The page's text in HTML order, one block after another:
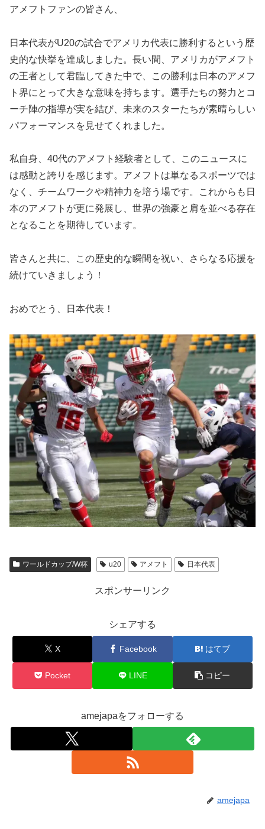
アメフトファンの皆さん、
日本代表がU20の試合でアメリカ代表に勝利するという歴
史的な快挙を達成しました。長い間、アメリカがアメフト
の王者として君臨してきた中で、この勝利は日本のアメフ
ト界にとって大きな意味を持ちます。選手たちの努力とコ
ーチ陣の指導が実を結び、未来のスターたちが素晴らしい
パフォーマンスを見せてくれました。
私自身、40代のアメフト経験者として、このニュースに
は感動と誇りを感じます。アメフトは単なるスポーツでは
なく、チームワークや精神力を培う場です。これからも日
本のアメフトが更に発展し、世界の強豪と肩を並べる存在
となることを期待しています。
皆さんと共に、この歴史的な瞬間を祝い、さらなる応援を
続けていきましょう！
おめでとう、日本代表！
ワールドカップ/W杯 u20 アメフト 日本代表
スポンサーリンク
シェアする
X Facebook はてブ
Pocket LINE コピー
amejapaをフォローする
amejapa